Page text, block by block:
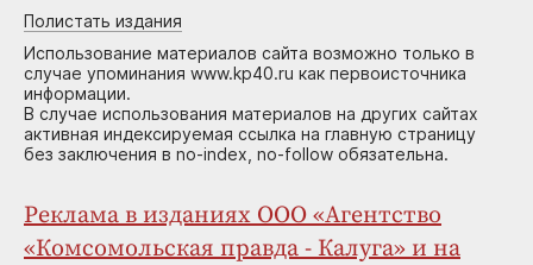
Полистать издания
Использование материалов сайта возможно только в
случае упоминания www.kp40.ru как первоисточника
информации.
В случае использования материалов на других сайтах
активная индексируемая ссылка на главную страницу
без заключения в no-index, no-follow обязательна.
Реклама в изданиях ООО «Агентство
«Комсомольская правда - Калуга» и на